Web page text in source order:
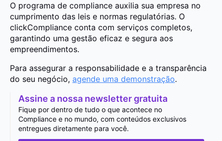
O programa de compliance auxilia sua empresa no
cumprimento das leis e normas regulatórias. O
clickCompliance conta com serviços completos,
garantindo uma gestão eficaz e segura aos
empreendimentos.
Para assegurar a responsabilidade e a transparência
do seu negócio, agende uma demonstração.
Assine a nossa newsletter gratuita
Fique por dentro de tudo o que acontece no
Compliance e no mundo, com conteúdos exclusivos
entregues diretamente para você.